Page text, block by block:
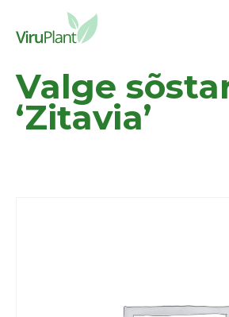
Valge
‘Zitavia’